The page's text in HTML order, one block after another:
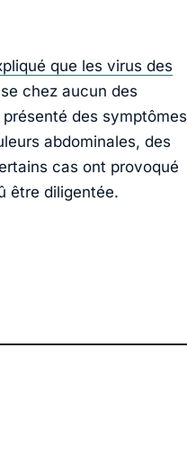
que les virus des
chez aucun des
des symptômes
abdominales, des
cas ont provoqué
être diligentée.